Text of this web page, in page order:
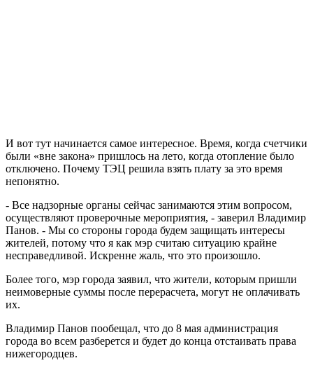
И вот тут начинается самое интересное. Время, когда счетчики
были «вне закона» пришлось на лето, когда отопление было
отключено. Почему ТЭЦ решила взять плату за это время
непонятно.
- Все надзорные органы сейчас занимаются этим вопросом,
осуществляют проверочные мероприятия, - заверил Владимир
Панов. - Мы со стороны города будем защищать интересы
жителей, потому что я как мэр считаю ситуацию крайне
несправедливой. Искренне жаль, что это произошло.
Более того, мэр города заявил, что жители, которым пришли
неимоверные суммы после перерасчета, могут не оплачивать
их.
Владимир Панов пообещал, что до 8 мая администрация
города во всем разберется и будет до конца отстаивать права
нижегородцев.